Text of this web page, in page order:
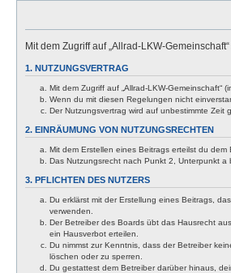
Mit dem Zugriff auf „Allrad-LKW-
1. NUTZUNGSVERTRAG
Mit dem Zugriff auf „Allrad-LKW-
Wenn du mit diesen Regelungen nicht
Der Nutzungsvertrag wird auf unbestimmte
2. EINRÄUMUNG VON NUTZUNGSRECHTEN
Mit dem Erstellen eines Beitrags erteilst du
Das Nutzungsrecht nach Punkt 2, Unterpunkt
3. PFLICHTEN DES NUTZERS
Du erklärst mit der Erstellung eines Beitrags,
verwenden.
Der Betreiber des Boards übt das Hausrecht
ein Hausverbot erteilen.
Du nimmst zur Kenntnis, dass der Betreiber
löschen oder zu sperren.
Du gestattest dem Betreiber darüber hinaus,